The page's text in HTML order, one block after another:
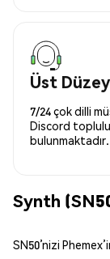
Üst
7/24 çok dilli
Discord
bulunmaktadır.
Synth
SN50’nizi